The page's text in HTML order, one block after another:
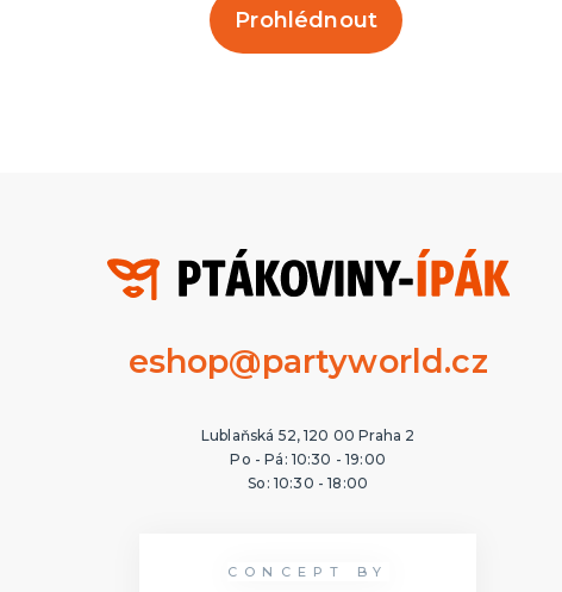
Prohlédnout
eshop@partyworld.cz
Lublaňská 52, 120 00 Praha 2
Po - Pá: 10:30 - 19:00
So: 10:30 - 18:00
CONCEPT BY